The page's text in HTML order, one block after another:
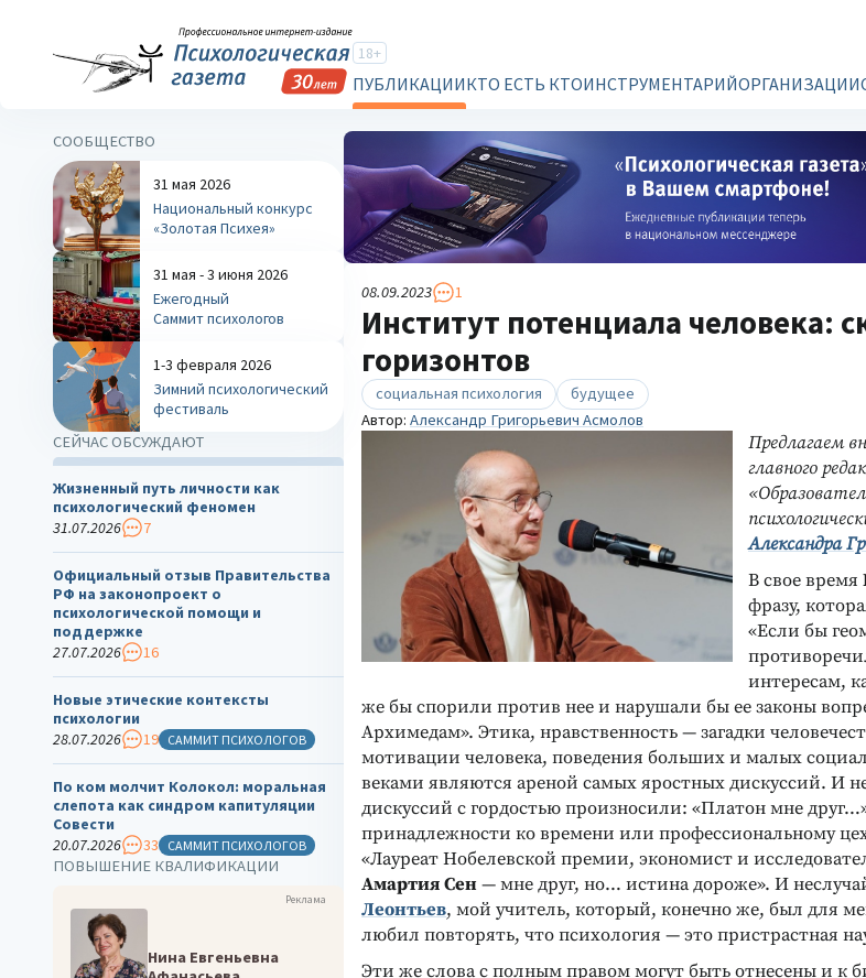
18+
ПУБЛИКАЦИИКТО ЕСТЬ КТОИНСТРУМЕНТАРИЙОРГАНИЗАЦИИ
08.09.2023 1
Институт потенциала человека:
горизонтов
социальная психология
будущее
Автор: Александр Григорьевич Асмолов
Предлагаем
главного
Александра
В свое время
фразу,
«Если бы
интересам,
же бы спорили против нее и нарушали бы ее законы
Архимедам». Этика, нравственность — загадки
мотивации человека, поведения больших и малых
веками являются ареной самых яростных дискуссий. И
дискуссий с гордостью произносили: «Платон мне
принадлежности ко времени или профессиональному
«Лауреат Нобелевской премии, экономист и
Амартия Сен— мне друг, но… истина дороже». И
Леонтьев, мой учитель, который, конечно же, был для
любил повторять, что психология — это пристрастная
Эти же слова с полным правом могут быть отнесены и к
СООБЩЕСТВО
31 мая 2026
Национальный конкурс
«Золотая Психея»
31 мая - 3 июня 2026
Ежегодный
Саммит психологов
1-3 февраля 2026
Зимний психологический
фестиваль
СЕЙЧАС ОБСУЖДАЮТ
Жизненный путь личности как
психологический феномен
31.07.2026
7
Официальный отзыв Правительства
РФ на законопроект о
психологической помощи и
поддержке
27.07.2026
16
Новые этические контексты
психологии
28.07.2026
19 САММИТ ПСИХОЛОГОВ
По ком молчит Колокол: моральная
слепота как синдром капитуляции
Совести
20.07.2026
33 САММИТ ПСИХОЛОГОВ
ПОВЫШЕНИЕ КВАЛИФИКАЦИИ
Реклама
Нина Евгеньевна